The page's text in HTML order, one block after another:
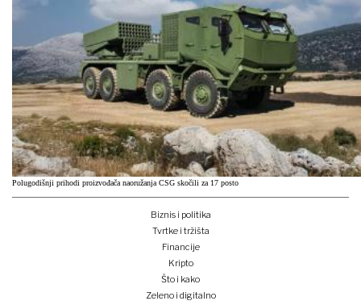
Polugodišnji prihodi proizvođača naoružanja CSG skočili za 17 posto
Biznis i politika
Tvrtke i tržišta
Financije
Kripto
Što i kako
Zeleno i digitalno